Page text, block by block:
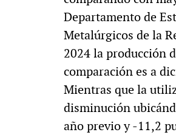
Departamento de
Metalúrgicos de la
2024 la producción
comparación es a
Mientras que la
disminución
año previo y -11,2